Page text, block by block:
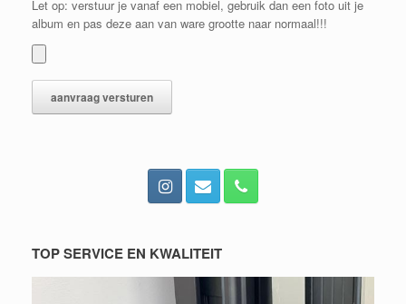
Let op: verstuur je vanaf een mobiel, gebruik dan een foto uit je
album en pas deze aan van ware grootte naar normaal!!!
TOP SERVICE EN KWALITEIT